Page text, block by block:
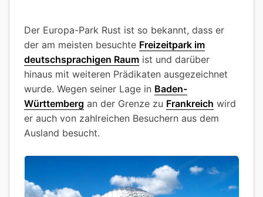
Der Europa-Park Rust ist so bekannt, dass er
der am meisten besuchte Freizeitpark im
deutschsprachigen Raum ist und darüber
hinaus mit weiteren Prädikaten ausgezeichnet
wurde. Wegen seiner Lage in Baden-
Württemberg an der Grenze zu Frankreich wird
er auch von zahlreichen Besuchern aus dem
Ausland besucht.